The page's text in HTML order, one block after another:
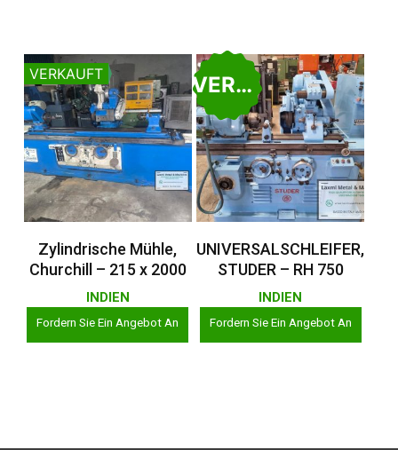
VERKAUFT
Weiterlesen
Zylindrische Mühle,
Churchill – 215 x 2000
INDIEN
Fordern Sie Ein Angebot An
VERKAUFT
Weiterlesen
UNIVERSALSCHLEIFER,
STUDER – RH 750
INDIEN
Fordern Sie Ein Angebot An